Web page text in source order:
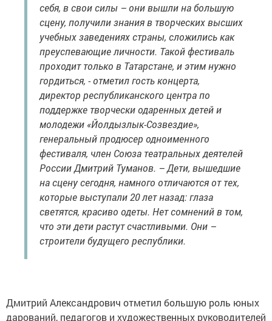
себя, в свои силы – они вышли на большую
сцену, получили знания в творческих высших
учебных заведениях страны, сложились как
преуспевающие личности. Такой фестиваль
проходит только в Татарстане, и этим нужно
гордиться, - отметил гость концерта,
директор республиканского центра по
поддержке творчески одаренных детей и
молодежи «Йолдызлык-Созвездие»,
генеральный продюсер одноименного
фестиваля, член Союза театральных деятелей
России Дмитрий Туманов. – Дети, вышедшие
на сцену сегодня, намного отличаются от тех,
которые выступали 20 лет назад: глаза
светятся, красиво одеты. Нет сомнений в том,
что эти дети растут счастливыми. Они –
строители будущего республики.
Дмитрий Александрович отметил большую роль юных
дарований, педагогов и художественных руководителей